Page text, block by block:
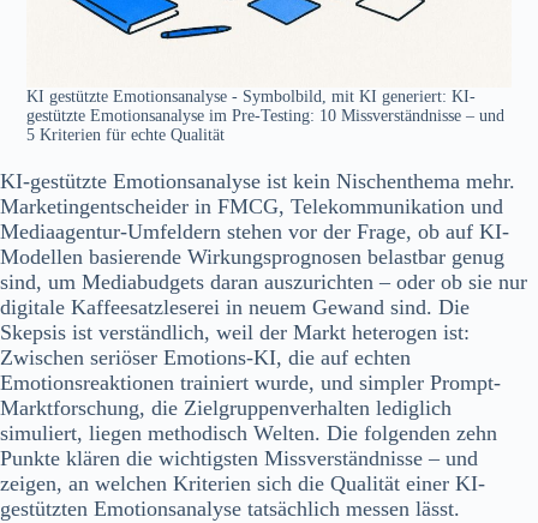
KI gestützte Emotionsanalyse
KI-
gestützte Emotionsanalyse im Pre-Testing: 10 Missverständnisse – und
5 Kriterien für echte Qualität
KI-gestützte Emotionsanalyse ist kein Nischenthema mehr.
Marketingentscheider in FMCG, Telekommunikation und
Mediaagentur-Umfeldern stehen vor der Frage, ob auf KI-
Modellen basierende Wirkungsprognosen belastbar genug
sind, um Mediabudgets daran auszurichten – oder ob sie nur
digitale Kaffeesatzleserei in neuem Gewand sind. Die
Skepsis ist verständlich, weil der Markt heterogen ist:
Zwischen seriöser Emotions-KI, die auf echten
Emotionsreaktionen trainiert wurde, und simpler Prompt-
Marktforschung, die Zielgruppenverhalten lediglich
simuliert, liegen methodisch Welten. Die folgenden zehn
Punkte klären die wichtigsten Missverständnisse – und
zeigen, an welchen Kriterien sich die Qualität einer KI-
gestützten Emotionsanalyse tatsächlich messen lässt.